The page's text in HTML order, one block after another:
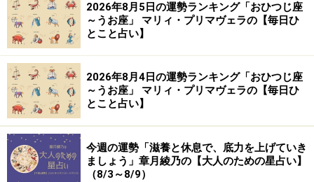
＞【今週の運勢】を占う
＞【10月の運勢】を占う
9位：みずがめ座／水瓶座（1月20日～2月
18日生まれ）
2024年10月26日の運勢「みずがめ座」
2026年8月5日の運勢ランキング「おひつじ座
～うお座」 マリィ・プリマヴェラの【毎日ひ
とこと占い】
2026年8月4日の運勢ランキング「おひつじ座
～うお座」 マリィ・プリマヴェラの【毎日ひ
とこと占い】
今週の運勢「滋養と休息で、底力を上げていき
ましょう」章月綾乃の【大人のための星占い】
（8/3～8/9）